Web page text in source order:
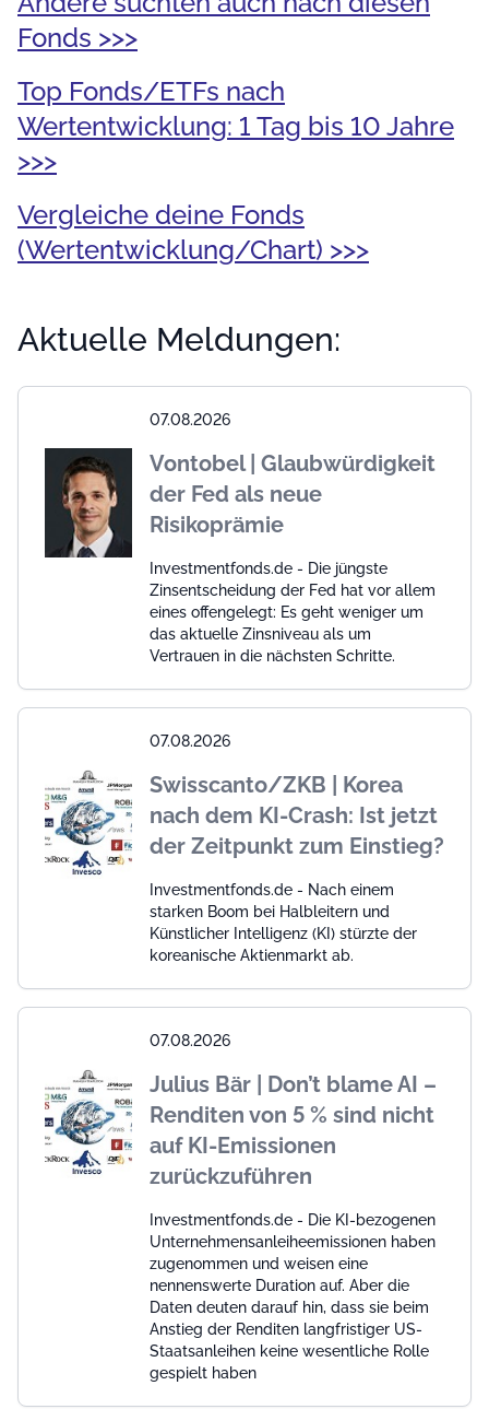
Fonds >>>
Top Fonds/ETFs nach
Wertentwicklung: 1 Tag bis 10 Jahre
>>>
Vergleiche deine Fonds
(Wertentwicklung/Chart) >>>
Aktuelle Meldungen:
07.08.2026
Vontobel | Glaubwürdigkeit
der Fed als neue
Risikoprämie
Investmentfonds.de - Die jüngste
Zinsentscheidung der Fed hat vor allem
eines offengelegt: Es geht weniger um
das aktuelle Zinsniveau als um
Vertrauen in die nächsten Schritte.
07.08.2026
Swisscanto/ZKB | Korea
nach dem KI-Crash: Ist jetzt
der Zeitpunkt zum Einstieg?
Investmentfonds.de - Nach einem
starken Boom bei Halbleitern und
Künstlicher Intelligenz (KI) stürzte der
koreanische Aktienmarkt ab.
07.08.2026
Julius Bär | Don’t blame AI –
Renditen von 5 % sind nicht
auf KI-Emissionen
zurückzuführen
Investmentfonds.de - Die KI-bezogenen
Unternehmensanleiheemissionen haben
zugenommen und weisen eine
nennenswerte Duration auf. Aber die
Daten deuten darauf hin, dass sie beim
Anstieg der Renditen langfristiger US-
Staatsanleihen keine wesentliche Rolle
gespielt haben